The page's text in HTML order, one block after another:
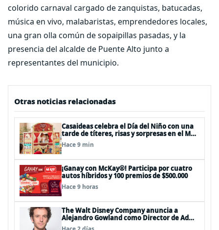
colorido carnaval cargado de zanquistas, batucadas,
música en vivo, malabaristas, emprendedores locales,
una gran olla común de sopaipillas pasadas, y la
presencia del alcalde de Puente Alto junto a
representantes del municipio.
Otras noticias relacionadas
Casaideas celebra el Día del Niño con una
tarde de títeres, risas y sorpresas en el Mall
Plaza Vespucio
Hace 9 min
¡Ganay con McKay®! Participa por cuatro
autos híbridos y 100 premios de $500.000
Hace 9 horas
The Walt Disney Company anuncia a
Alejandro Gowland como Director de Ad
Sales & Partnerships para el Cono Sur